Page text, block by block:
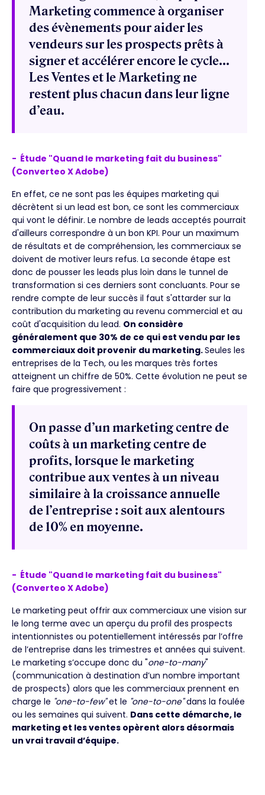
Marketing commence à organiser
des évènements pour aider les
vendeurs sur les prospects prêts à
signer et accélérer encore le cycle...
Les Ventes et le Marketing ne
restent plus chacun dans leur ligne
d’eau.
- Étude "Quand le marketing fait du business"
(Converteo X Adobe)
En effet, ce ne sont pas les équipes marketing qui
décrètent si un lead est bon, ce sont les commerciaux
qui vont le définir. Le nombre de leads acceptés pourrait
d'ailleurs correspondre à un bon KPI. Pour un maximum
de résultats et de compréhension, les commerciaux se
doivent de motiver leurs refus. La seconde étape est
donc de pousser les leads plus loin dans le tunnel de
transformation si ces derniers sont concluants. Pour se
rendre compte de leur succès il faut s'attarder sur la
contribution du marketing au revenu commercial et au
coût d'acquisition du lead. On considère
généralement que 30% de ce qui est vendu par les
commerciaux doit provenir du marketing.Seules les
entreprises de la Tech, ou les marques très fortes
atteignent un chiffre de 50%. Cette évolution ne peut se
faire que progressivement :
On passe d’un marketing centre de
coûts à un marketing centre de
profits, lorsque le marketing
contribue aux ventes à un niveau
similaire à la croissance annuelle
de l’entreprise : soit aux alentours
de 10% en moyenne.
- Étude "Quand le marketing fait du business"
(Converteo X Adobe)
Le marketing peut offrir aux commerciaux une vision sur
le long terme avec un aperçu du profil des prospects
intentionnistes ou potentiellement intéressés par l’offre
de l’entreprise dans les trimestres et années qui suivent.
Le marketing s’occupe donc du "one-to-many"
(communication à destination d’un nombre important
de prospects) alors que les commerciaux prennent en
charge le "one-to-few"et le "one-to-one"dans la foulée
ou les semaines qui suivent. Dans cette démarche, le
marketing et les ventes opèrent alors désormais
un vrai travail d’équipe.